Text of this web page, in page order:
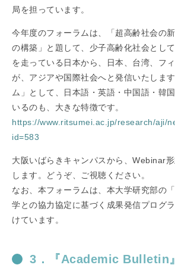
局を担っています。
今年度のフォーラムは、「超高齢社会の
の構築」と題して、少子高齢化社会とし
を走っている日本から、日本、台湾、フ
が、アジアや国際社会へと発信いたしま
ム」として、日本語・英語・中国語・韓
いるのも、大きな特徴です。
https://www.ritsumei.ac.jp/research/aji/
id=583
大阪いばらきキャンパスから、Webinar
します。どうぞ、ご視聴ください。
なお、本フォーラムは、本大学研究部の
学との協力協定に基づく成果発信プログ
けています。
3．『Academic Bulletin